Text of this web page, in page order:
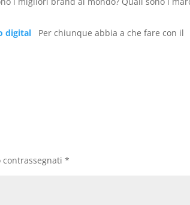
digital
Per chiunque abbia a che fare con il
contrassegnati*